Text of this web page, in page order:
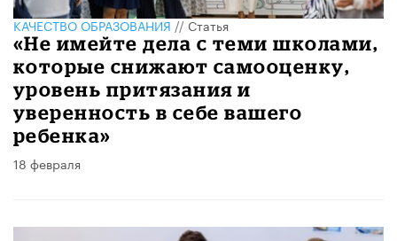
КАЧЕСТВО ОБРАЗОВАНИЯ//Статья
«Не имейте дела с теми школами,
которые снижают самооценку,
уровень притязания и
уверенность в себе вашего
ребенка»
18 февраля